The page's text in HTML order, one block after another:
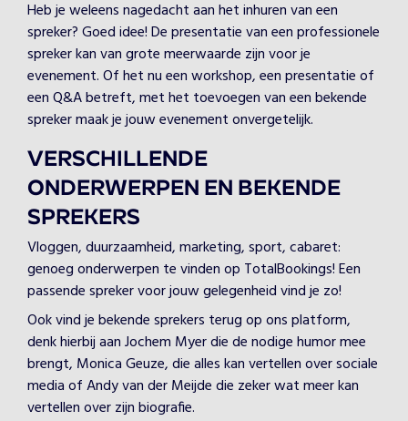
Heb je weleens nagedacht aan het inhuren van een
spreker? Goed idee! De presentatie van een professionele
spreker kan van grote meerwaarde zijn voor je
evenement. Of het nu een workshop, een presentatie of
een Q&A betreft, met het toevoegen van een bekende
spreker maak je jouw evenement onvergetelijk.
VERSCHILLENDE
ONDERWERPEN EN BEKENDE
SPREKERS
Vloggen, duurzaamheid, marketing, sport, cabaret:
genoeg onderwerpen te vinden op TotalBookings! Een
passende spreker voor jouw gelegenheid vind je zo!
Ook vind je bekende sprekers terug op ons platform,
denk hierbij aan Jochem Myer die de nodige humor mee
brengt, Monica Geuze, die alles kan vertellen over sociale
media of Andy van der Meijde die zeker wat meer kan
vertellen over zijn biografie.